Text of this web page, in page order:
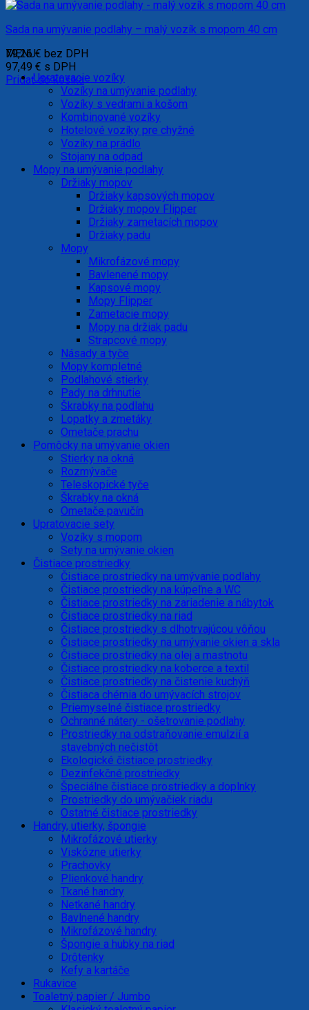
Sada na umývanie podlahy – malý vozík s mopom 40 cm
79,26€ bez DPH
97,49 € s DPH
Pridať do košíka
MENU
Upratovacie vozíky
Vozíky na umývanie podlahy
Vozíky s vedrami a košom
Kombinované vozíky
Hotelové vozíky pre chyžné
Vozíky na prádlo
Stojany na odpad
Mopy na umývanie podlahy
Držiaky mopov
Držiaky kapsových mopov
Držiaky mopov Flipper
Držiaky zametacích mopov
Držiaky padu
Mopy
Mikrofázové mopy
Bavlenené mopy
Kapsové mopy
Mopy Flipper
Zametacie mopy
Mopy na držiak padu
Strapcové mopy
Násady a tyče
Mopy kompletné
Podlahové stierky
Pady na drhnutie
Škrabky na podlahu
Lopatky a zmetáky
Ometače prachu
Pomôcky na umývanie okien
Stierky na okná
Rozmývače
Teleskopické tyče
Škrabky na okná
Ometače pavučín
Upratovacie sety
Vozíky s mopom
Sety na umývanie okien
Čistiace prostriedky
Čistiace prostriedky na umývanie podlahy
Čistiace prostriedky na kúpeľne a WC
Čistiace prostriedky na zariadenie a nábytok
Čistiace prostriedky na riad
Čistiace prostriedky s dlhotrvajúcou vôňou
Čistiace prostriedky na umývanie okien a skla
Čistiace prostriedky na olej a mastnotu
Čistiace prostriedky na koberce a textil
Čistiace prostriedky na čistenie kuchýň
Čistiaca chémia do umývacích strojov
Priemyselné čistiace prostriedky
Ochranné nátery - ošetrovanie podlahy
Prostriedky na odstraňovanie emulzií a
stavebných nečistôt
Ekologické čistiace prostriedky
Dezinfekčné prostriedky
Špeciálne čistiace prostriedky a doplnky
Prostriedky do umývačiek riadu
Ostatné čistiace prostriedky
Handry, utierky, špongie
Mikrofázové utierky
Viskózne utierky
Prachovky
Plienkové handry
Tkané handry
Netkané handry
Bavlnené handry
Mikrofázové handry
Špongie a hubky na riad
Drôtenky
Kefy a kartáče
Rukavice
Toaletný papier / Jumbo